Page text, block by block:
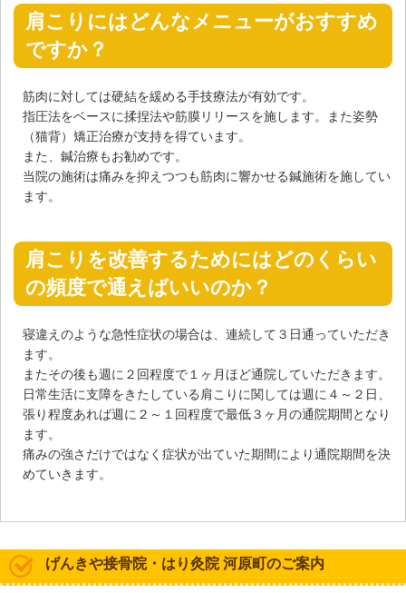
肩こりにはどんなメニューがおすすめ
ですか？
筋肉に対しては硬結を緩める手技療法が有効です。
指圧法をベースに揉捏法や筋膜リリースを施します。また姿勢
（猫背）矯正治療が支持を得ています。
また、鍼治療もお勧めです。
当院の施術は痛みを抑えつつも筋肉に響かせる鍼施術を施してい
ます。
肩こりを改善するためにはどのくらい
の頻度で通えばいいのか？
寝違えのような急性症状の場合は、連続して３日通っていただき
ます。
またその後も週に２回程度で１ヶ月ほど通院していただきます。
日常生活に支障をきたしている肩こりに関しては週に４～２日、
張り程度あれば週に２～１回程度で最低３ヶ月の通院期間となり
ます。
痛みの強さだけではなく症状が出ていた期間により通院期間を決
めていきます。
げんきや接骨院・はり灸院 河原町のご案内